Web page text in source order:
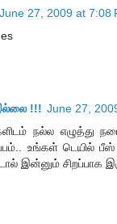
June 27, 2009 at 7:08
!!! June 27,
நல்ல எழுத்து
உங்கள் டெயில் பீஸ்
இன்னும் சிறப்பாக